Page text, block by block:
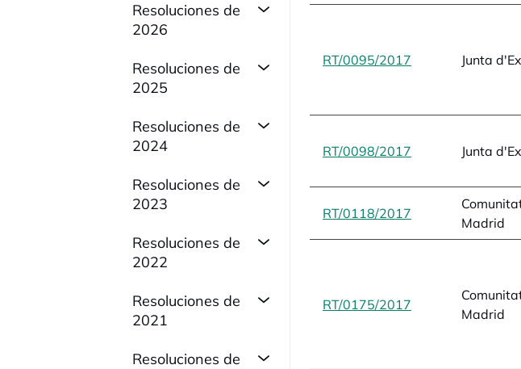
Resoluciones de
2026
Resoluciones de
2025
Resoluciones de
2024
Resoluciones de
2023
Resoluciones de
2022
Resoluciones de
2021
Resoluciones de
RT/0095/2017 opens in a new
Junta
RT/0098/2017 opens in a new
Junta
RT/0118/2017 opens in a new
Madrid
RT/0175/2017 opens in a new
Madrid